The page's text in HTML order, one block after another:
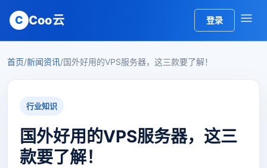
C Coo云 登录
首页/新闻资讯/国外好用的VPS服务器，这三款要了解！
行业知识
国外好用的VPS服务器，这三
款要了解！